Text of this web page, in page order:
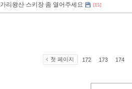
가리왕산 스키장 좀 열어주세요 [15]
첫 페이지 172 173 174